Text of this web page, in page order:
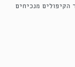
הקיפולים מנכיחים